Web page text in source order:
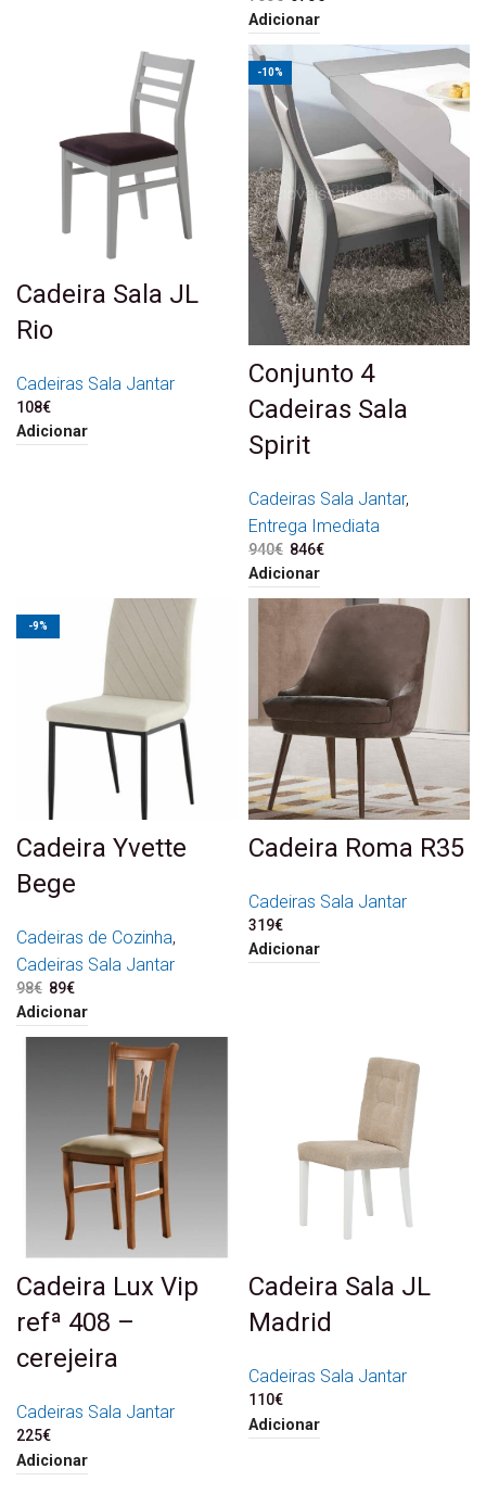
750€.
Adicionar
Cadeira Sala JL
Rio
Cadeiras Sala Jantar
108€
Adicionar
-10%
Conjunto 4
Cadeiras Sala
Spirit
Cadeiras Sala Jantar,
Entrega Imediata
940€ O preço original era:
940€.
846€
Adicionar
-9%
Cadeira Yvette
Bege
Cadeiras de Cozinha,
Cadeiras Sala Jantar
98€ O preço original era: 98€.
89€
Adicionar
Cadeira Roma R35
Cadeiras Sala Jantar
319€
Adicionar
Cadeira Lux Vip
refª 408 –
cerejeira
Cadeiras Sala Jantar
225€
Adicionar
Cadeira Sala JL
Madrid
Cadeiras Sala Jantar
110€
Adicionar